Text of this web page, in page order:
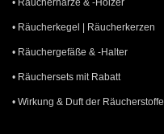
• Räucherkegel | Räucherkerzen
• Räuchergefäße & -Halter
• Räuchersets mit Rabatt
• Wirkung & Duft der Räucherstoffe